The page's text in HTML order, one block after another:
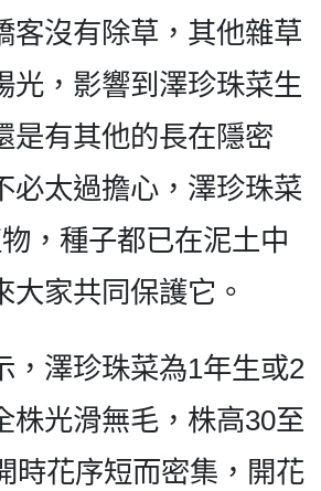
客沒有除草，其他雜草
光，影響到澤珍珠菜生
是有其他的長在隱密
必太過擔心，澤珍珠菜
，種子都已在泥土中
大家共同保護它。
，澤珍珠菜為1年生或2
株光滑無毛，株高30至
時花序短而密集，開花